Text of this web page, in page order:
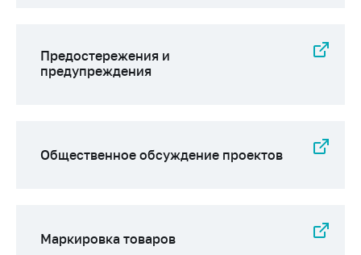
Предостережения и
предупреждения
Общественное обсуждение проектов
Маркировка товаров